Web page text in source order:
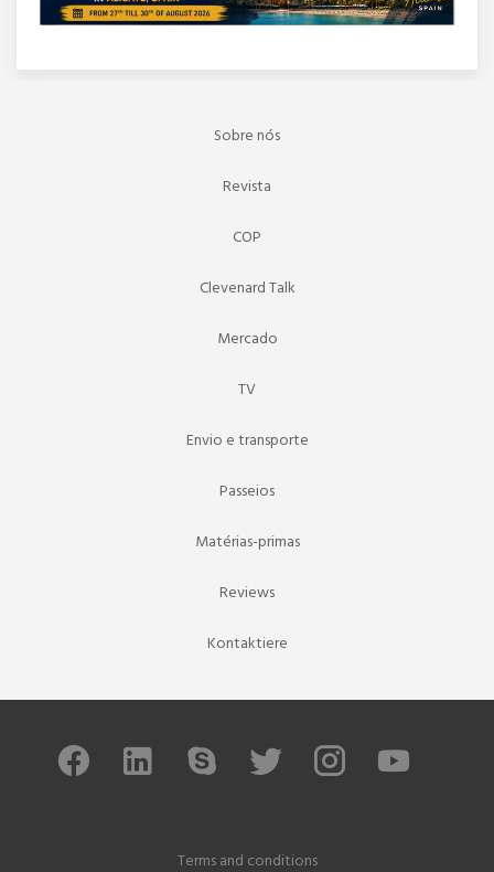
Sobre nós
Revista
COP
Clevenard Talk
Mercado
TV
Envio e transporte
Passeios
Matérias-primas
Reviews
Kontaktiere
Terms and conditions